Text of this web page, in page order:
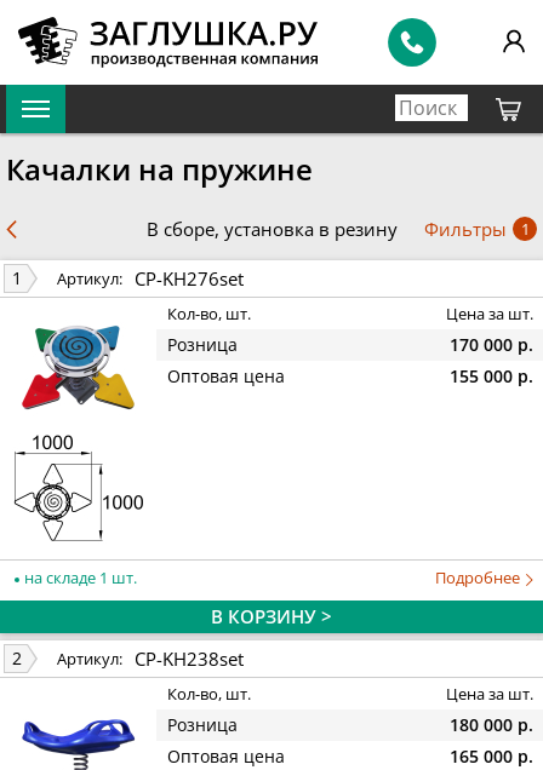
Качалки на пружине
В сборе, установка в резину Фильтры 1
1 Артикул: CP-KH276set
Кол-во, шт. Цена за шт.
Розница
170 000 р.
Оптовая цена
155 000 р.
на складе 1 шт. Подробнее
В КОРЗИНУ >
2 Артикул: CP-KH238set
Кол-во, шт. Цена за шт.
Розница
180 000 р.
Оптовая цена
165 000 р.